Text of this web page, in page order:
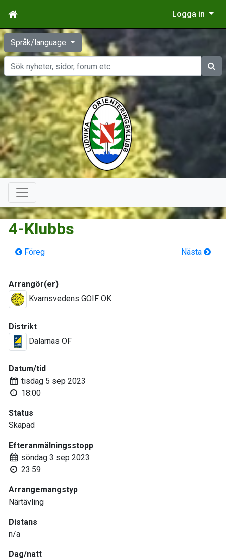
Logga in
Språk/language
Sök
4-Klubbs
Föreg Nästa
Arrangör(er)
Kvarnsvedens GOIF OK
Distrikt
Dalarnas OF
Datum/tid
tisdag 5 sep 2023
18:00
Status
Skapad
Efteranmälningsstopp
söndag 3 sep 2023
23:59
Arrangemangstyp
Närtävling
Distans
n/a
Dag/natt